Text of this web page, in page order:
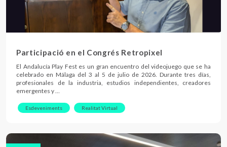
Participació en el Congrés Retropixel
El Andalucía Play Fest es un gran encuentro del videojuego que se ha
celebrado en Málaga del 3 al 5 de julio de 2026. Durante tres días,
profesionales de la industria, estudios independientes, creadores
emergentes y …
Esdeveniments Realitat Virtual